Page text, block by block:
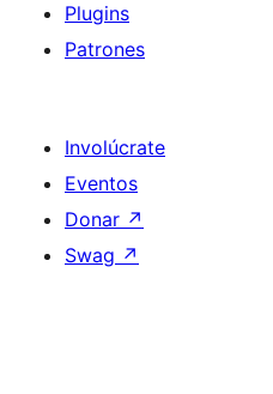
Plugins
Patrones
Involúcrate
Eventos
Donar ↗
Swag ↗